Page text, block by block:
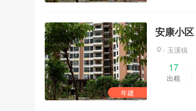
年建
安康小区
- 玉溪镇
17
出租